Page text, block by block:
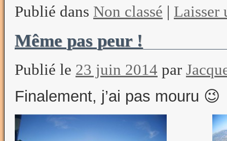
Publié dans Non classé | Laisser
Même pas peur !
Publié le 23 juin 2014 par
Finalement, j’ai pas mouru 😉